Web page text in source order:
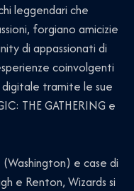
leggendari che
forgiano amicizie
di appassionati di
coinvolgenti
tramite le sue
THE GATHERING e
e case di
e Renton, Wizards si